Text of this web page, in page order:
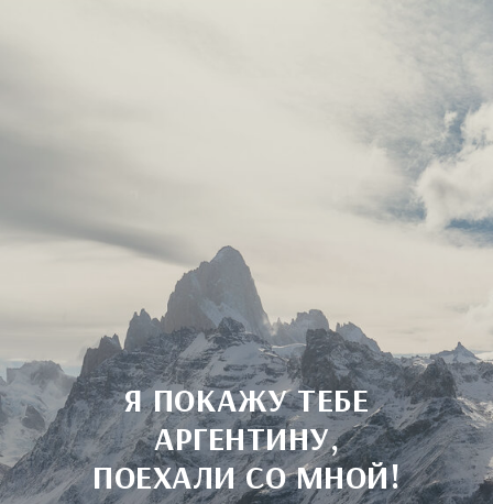
Я ПОКАЖУ ТЕБЕ
АРГЕНТИНУ,
ПОЕХАЛИ СО МНОЙ!